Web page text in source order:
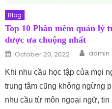
Blog
Top 10 Phần mềm quản lý
được ưa chuộng nhất
Posted on
October 20, 2022 Author
admin
Khi nhu cầu học tập của mọi
trung tâm cũng không ngừng
nhu cầu từ môn ngoại ngữ,